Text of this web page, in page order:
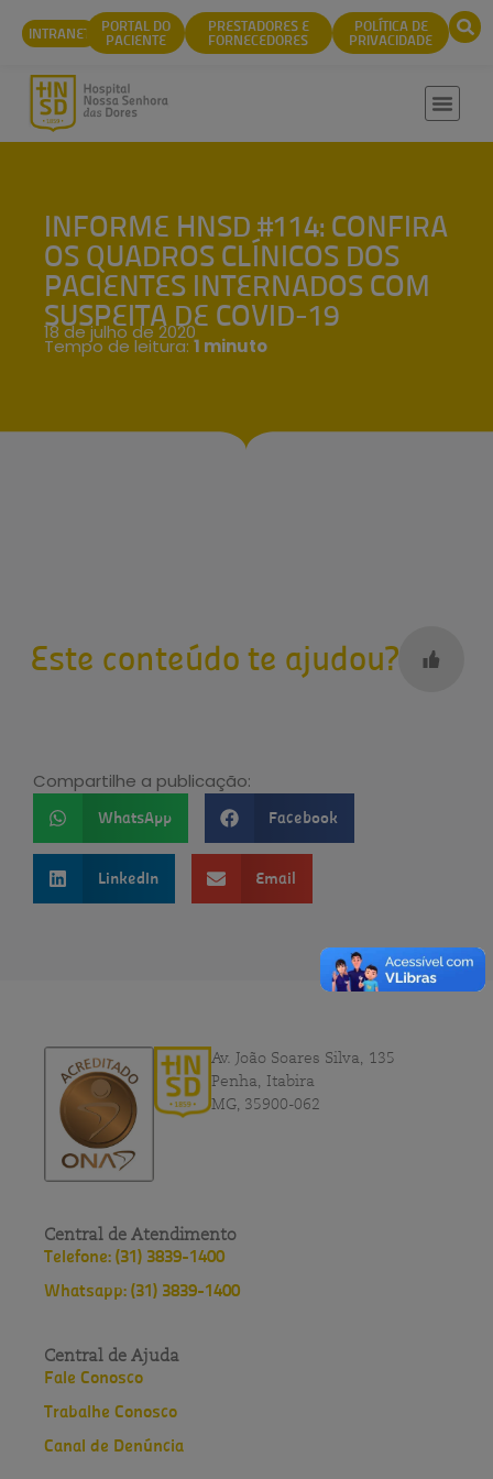
conteúdo
INTRANET PORTAL DO
PACIENTE
PRESTADORES E
FORNECEDORES
POLÍTICA DE
PRIVACIDADE
INFORME HNSD #114: CONFIRA
OS QUADROS CLÍNICOS DOS
PACIENTES INTERNADOS COM
SUSPEITA DE COVID-19
18 de julho de 2020
Tempo de leitura: 1 minuto
Este conteúdo te ajudou?
Compartilhe a publicação:
WhatsApp Facebook
LinkedIn Email
Av. João Soares Silva, 135
Penha, Itabira
MG, 35900-062
Central de Atendimento
Telefone: (31) 3839-1400
Whatsapp: (31) 3839-1400
Central de Ajuda
Fale Conosco
Trabalhe Conosco
Canal de Denúncia